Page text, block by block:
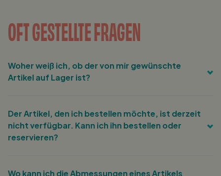
OFT GESTELLTE FRAGEN
Woher weiß ich, ob der von mir gewünschte
Artikel auf Lager ist?
Bestandsnummern auf der Produktdetailseite rechts
neben dem Preis.
Der Artikel, den ich bestellen möchte, ist derzeit
nicht verfügbar. Kann ich ihn bestellen oder
reservieren?
Wo kann ich die Abmessungen eines Artikels